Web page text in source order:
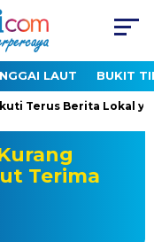
LAUT BUKIT
Terus Berita Lokal
Terima